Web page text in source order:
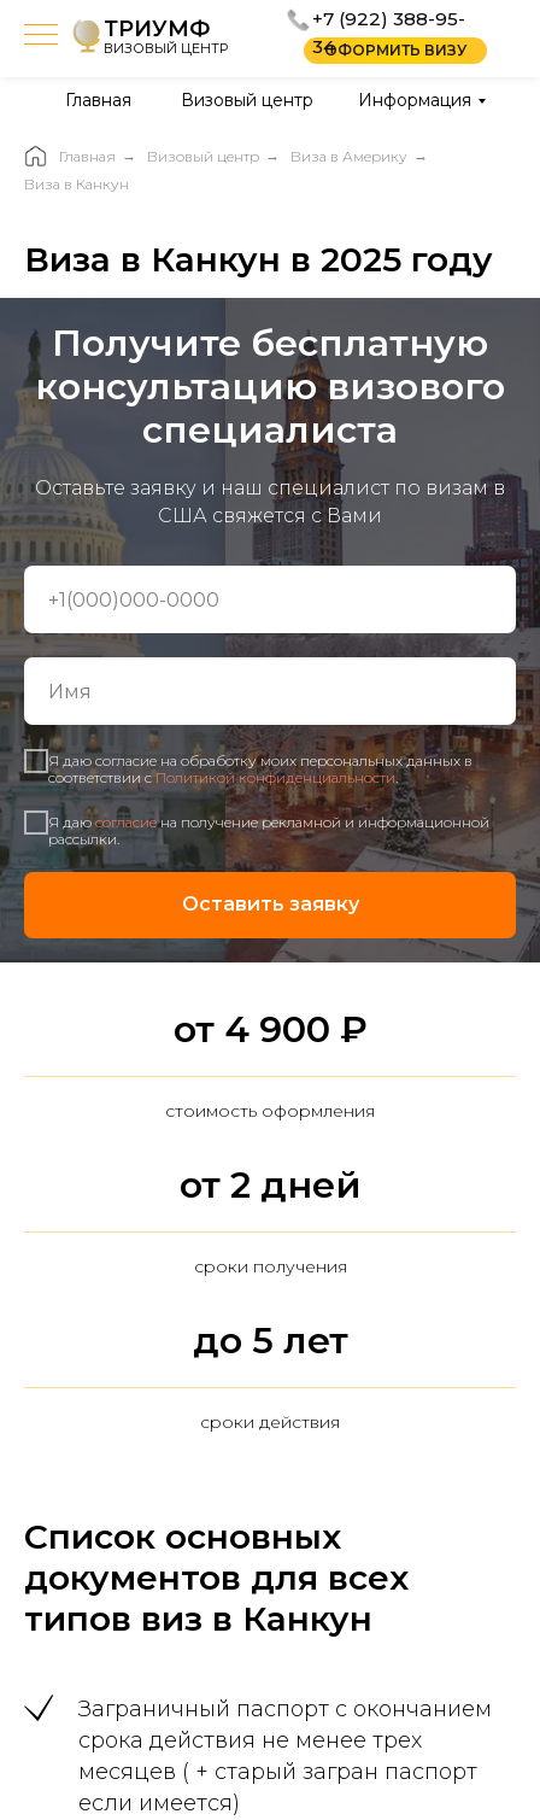
ОФОРМИТЬ ВИЗУ
+7 (922) 388-95-
34
Главная
ТРИУМФ
ВИЗОВЫЙ ЦЕНТР
Визовый центр Информация
Главная → Визовый центр → Виза в Америку →
Виза в Канкун
Виза в Канкун в 2025 году
Получите бесплатную
консультацию визового
специалиста
Оставьте заявку и наш специалист по визам в
США свяжется с Вами
Я даю согласие на обработку моих персональных данных в
соответствии сПолитикой конфиденциальности.
Я даюсогласиена получение рекламной и информационной
рассылки.
Оставить заявку
от 4 900 ₽
стоимость оформления
от 2 дней
сроки получения
до 5 лет
сроки действия
Список основных
документов для всех
типов виз в Канкун
Заграничный паспорт с окончанием
срока действия не менее трех
месяцев ( + старый загран паспорт
если имеется)